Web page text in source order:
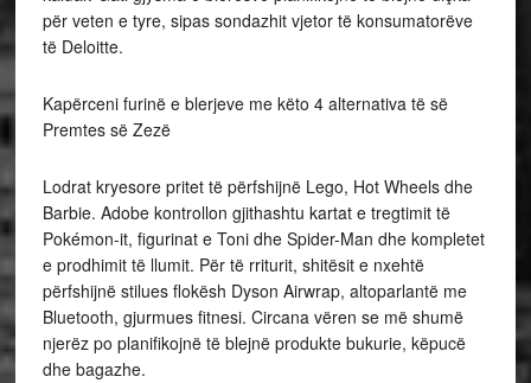
për veten e tyre, sipas sondazhit vjetor të konsumatorëve
të Deloitte.
Kapërceni furinë e blerjeve me këto 4 alternativa të së
Premtes së Zezë
Lodrat kryesore pritet të përfshijnë Lego, Hot Wheels dhe
Barbie. Adobe kontrollon gjithashtu kartat e tregtimit të
Pokémon-it, figurinat e Toni dhe Spider-Man dhe kompletet
e prodhimit të llumit. Për të rriturit, shitësit e nxehtë
përfshijnë stilues flokësh Dyson Airwrap, altoparlantë me
Bluetooth, gjurmues fitnesi. Circana vëren se më shumë
njerëz po planifikojnë të blejnë produkte bukurie, këpucë
dhe bagazhe.